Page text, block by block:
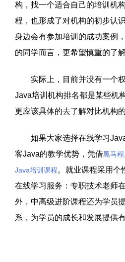
构，找一个适合自己的培训机
程，也形成了对机构的初步认
身边会有参加培训的成功案例
的同学而言，更希望慎重的了
实际上，目前并没有一个权
Java培训机构排名都是某些机
更应该具体的去了解对比机构
如果大家选择在线学习Java
客Java的教学优势，凭借黑马
Java培训课程。就业课程采用个
在线学习服务：专职技术老师
外，中高级进阶课程还为学员
系，为学员的成长和发展提供有